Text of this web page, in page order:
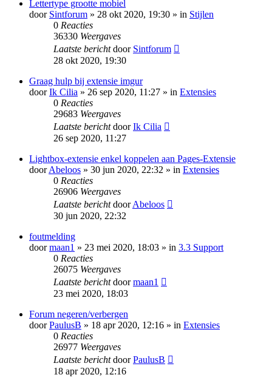
Lettertype grootte mobiel
door Sintforum » 28 okt 2020, 19:30 » in Stijlen
0 Reacties
36330 Weergaves
Laatste berichtdoor Sintforum
28 okt 2020, 19:30
Graag hulp bij extensie imgur
doorIk Cilia » 26 sep 2020, 11:27 » in Extensies
0 Reacties
29683 Weergaves
Laatste berichtdoorIk Cilia
26 sep 2020, 11:27
Lightbox-extensie enkel koppelen aan Pages-Extensie
doorAbeloos » 30 jun 2020, 22:32 » in Extensies
0 Reacties
26906 Weergaves
Laatste berichtdoorAbeloos
30 jun 2020, 22:32
foutmelding
doormaan1 » 23 mei 2020, 18:03 » in 3.3 Support
0 Reacties
26075 Weergaves
Laatste berichtdoormaan1
23 mei 2020, 18:03
Forum negeren/verbergen
doorPaulusB » 18 apr 2020, 12:16 » in Extensies
0 Reacties
26977 Weergaves
Laatste berichtdoorPaulusB
18 apr 2020, 12:16